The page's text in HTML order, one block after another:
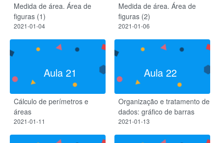
Medida de área. Área de
figuras (1)
2021-01-04
Medida de área. Área de
figuras (2)
2021-01-06
Aula 21
Cálculo de perímetros e
áreas
2021-01-11
Aula 22
Organização e tratamento de
dados: gráfico de barras
2021-01-13